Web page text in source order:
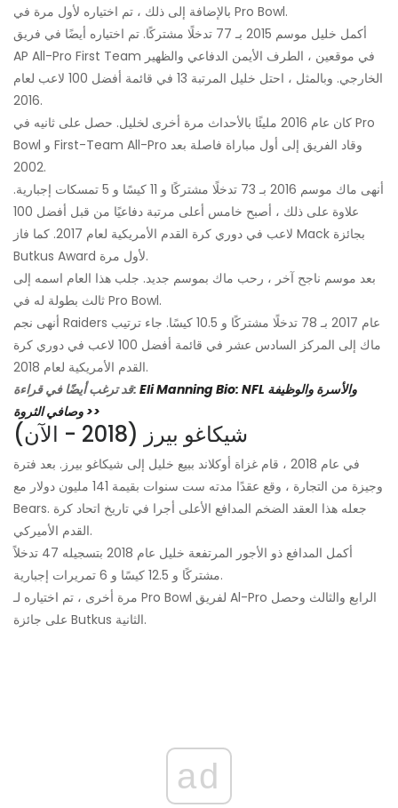
بالإضافة إلى ذلك ، تم اختياره لأول مرة في Pro Bowl.
أكمل خليل موسم 2015 بـ 77 تدخلًا مشتركًا. تم اختياره أيضًا في فريق
AP All-Pro First Team في موقعين ، الطرف الأيمن الدفاعي والظهير
الخارجي. وبالمثل ، احتل خليل المرتبة 13 في قائمة أفضل 100 لاعب لعام
2016.
كان عام 2016 مليئًا بالأحداث مرة أخرى لخليل. حصل على ثانيه في Pro
Bowl و First-Team All-Pro وقاد الفريق إلى أول مباراة فاصلة بعد
2002.
أنهى ماك موسم 2016 بـ 73 تدخلًا مشتركًا و 11 كيسًا و 5 تمسكات إجبارية.
علاوة على ذلك ، أصبح خامس أعلى مرتبة دفاعيًا من قبل أفضل 100
لاعب في دوري كرة القدم الأمريكية لعام 2017. كما فاز Mack بجائزة
Butkus Award لأول مرة.
بعد موسم ناجح آخر ، رحب ماك بموسم جديد. جلب هذا العام اسمه إلى
ثالث بطولة له في Pro Bowl.
أنهى نجم Raiders عام 2017 بـ 78 تدخلًا مشتركًا و 10.5 كيسًا. جاء ترتيب
ماك إلى المركز السادس عشر في قائمة أفضل 100 لاعب في دوري كرة
القدم الأمريكية لعام 2018.
قد ترغب أيضًا في قراءة: Eli Manning Bio: NFL والأسرة والوظيفة
وصافي الثروة >>
شيكاغو بيرز (2018 - الآن)
في عام 2018 ، قام غزاة أوكلاند ببيع خليل إلى شيكاغو بيرز. بعد فترة
وجيزة من التجارة ، وقع عقدًا مدته ست سنوات بقيمة 141 مليون دولار مع
Bears. جعله هذا العقد الضخم المدافع الأعلى أجرا في تاريخ اتحاد كرة
القدم الأميركي.
أكمل المدافع ذو الأجور المرتفعة خليل عام 2018 بتسجيله 47 تدخلاً
مشتركًا و 12.5 كيسًا و 6 تمريرات إجبارية.
مرة أخرى ، تم اختياره لـ Pro Bowl لفريق Al-Pro الرابع والثالث وحصل
على جائزة Butkus الثانية.
ad